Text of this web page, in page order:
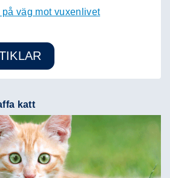
väg mot vuxenlivet
katt